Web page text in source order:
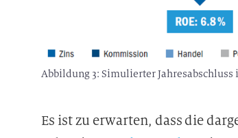
Abbildung 3: Simulierter
Es ist zu erwarten, dass die